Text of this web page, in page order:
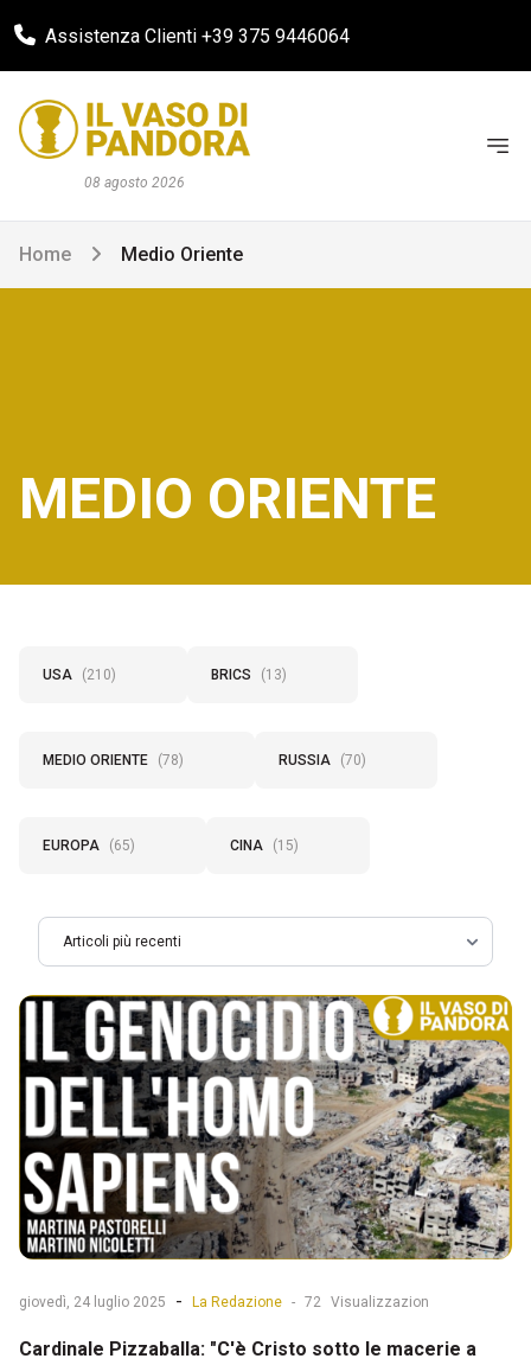
Assistenza Clienti +39 375 9446064
08 agosto 2026
Home Medio Oriente
MEDIO ORIENTE
USA (210) BRICS (13)
MEDIO ORIENTE (78) RUSSIA (70)
EUROPA (65) CINA (15)
giovedì, 24 luglio 2025 - La Redazione - 72 Visualizzazion
Cardinale Pizzaballa: "C'è Cristo sotto le macerie a